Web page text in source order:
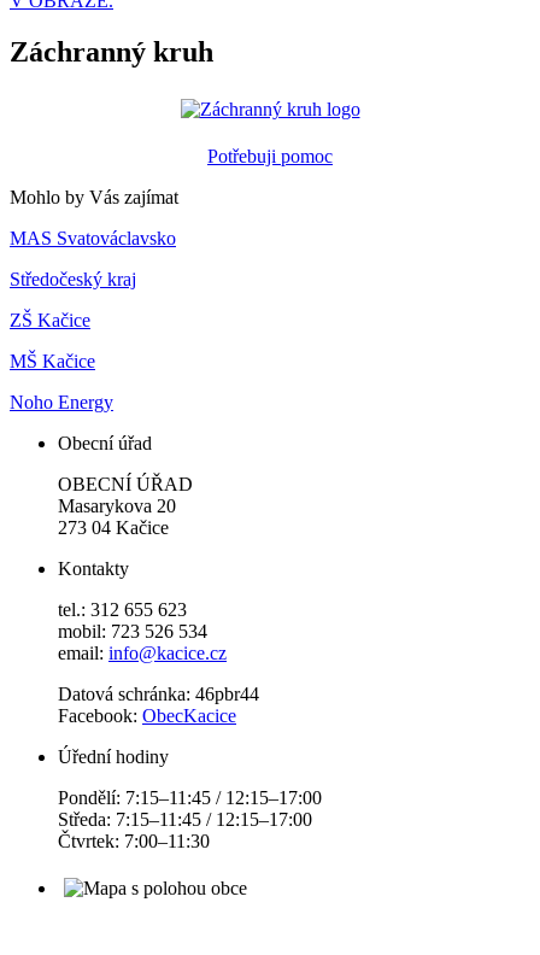
Záchranný kruh
Potřebuji pomoc
Mohlo by Vás zajímat
MAS Svatováclavsko
Středočeský kraj
ZŠ Kačice
MŠ Kačice
Noho Energy
Obecní úřad
OBECNÍ ÚŘAD
Masarykova 20
273 04 Kačice
Kontakty
tel.: 312 655 623
mobil: 723 526 534
email: info@kacice.cz
Datová schránka: 46pbr44
Facebook: ObecKacice
Úřední hodiny
Pondělí: 7:15–11:45 / 12:15–17:00
Středa: 7:15–11:45 / 12:15–17:00
Čtvrtek: 7:00–11:30